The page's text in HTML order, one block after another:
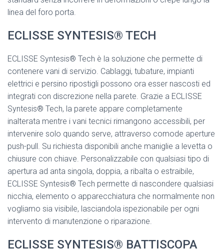
linea del foro porta.
ECLISSE SYNTESIS® TECH
ECLISSE Syntesis® Tech è la soluzione che permette di
contenere vani di servizio. Cablaggi, tubature, impianti
elettrici e persino ripostigli possono ora esser nascosti ed
integrati con discrezione nella parete. Grazie a ECLISSE
Syntesis® Tech, la parete appare completamente
inalterata mentre i vani tecnici rimangono accessibili, per
intervenire solo quando serve, attraverso comode aperture
push-pull. Su richiesta disponibili anche maniglie a levetta o
chiusure con chiave. Personalizzabile con qualsiasi tipo di
apertura ad anta singola, doppia, a ribalta o estraibile,
ECLISSE Syntesis® Tech permette di nascondere qualsiasi
nicchia, elemento o apparecchiatura che normalmente non
vogliamo sia visibile, lasciandola ispezionabile per ogni
intervento di manutenzione o riparazione.
ECLISSE SYNTESIS® BATTISCOPA